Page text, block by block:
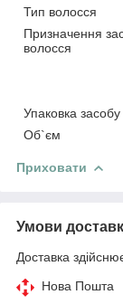
Тип волосся
Призначення
волосся
Упаковка засобу
Об`єм
Приховати
Умови
Доставка
Нова Пошта